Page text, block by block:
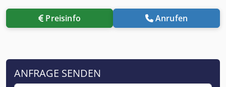
Preisinfo Anrufen
ANFRAGE SENDEN